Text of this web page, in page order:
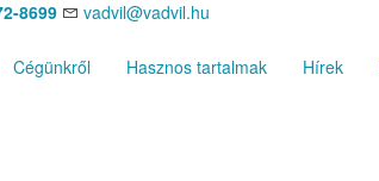
8699 vadvil@vadvil.hu
Cégünkről Hasznos tartalmak Hírek